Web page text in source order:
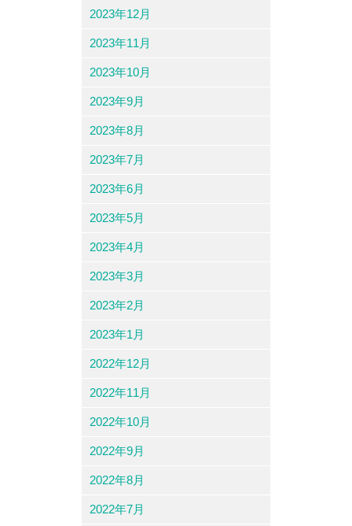
2023年12月
2023年11月
2023年10月
2023年9月
2023年8月
2023年7月
2023年6月
2023年5月
2023年4月
2023年3月
2023年2月
2023年1月
2022年12月
2022年11月
2022年10月
2022年9月
2022年8月
2022年7月